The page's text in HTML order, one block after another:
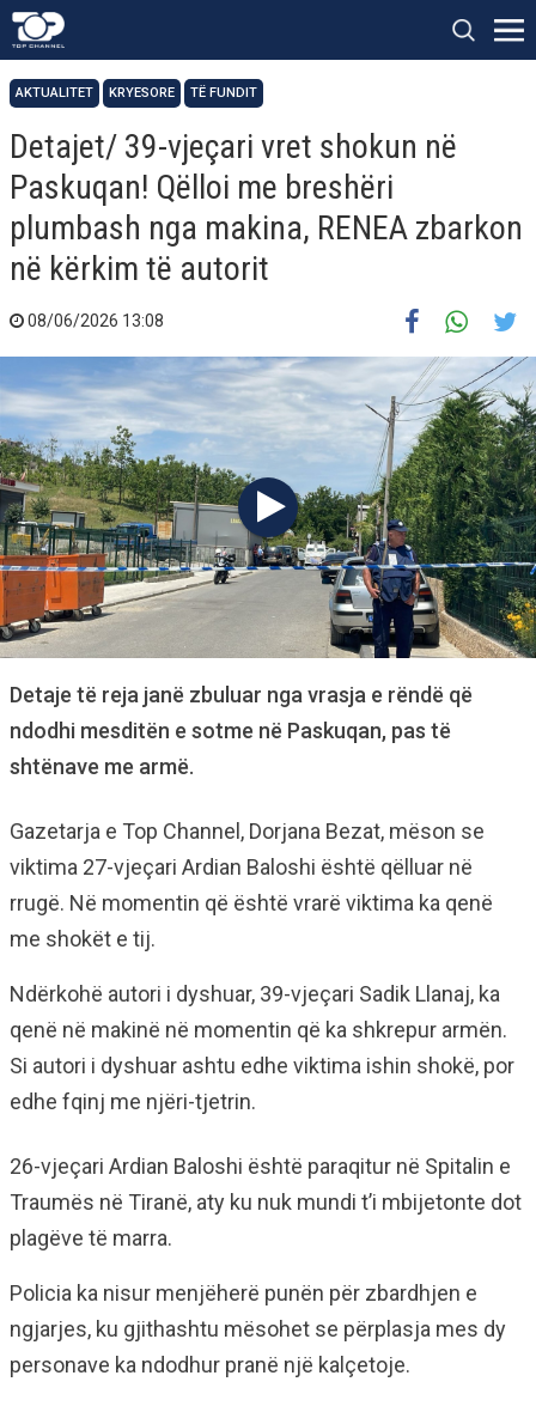
AKTUALITET KRYESORE TË FUNDIT
Detajet/ 39-vjeçari vret shokun në
Paskuqan! Qëlloi me breshëri
plumbash nga makina, RENEA zbarkon
në kërkim të autorit
08/06/2026 13:08
Detaje të reja janë zbuluar nga vrasja e rëndë që
ndodhi mesditën e sotme në Paskuqan, pas të
shtënave me armë.
Gazetarja e Top Channel, Dorjana Bezat, mëson se
viktima 27-vjeçari Ardian Baloshi është qëlluar në
rrugë. Në momentin që është vrarë viktima ka qenë
me shokët e tij.
Ndërkohë autori i dyshuar, 39-vjeçari Sadik Llanaj, ka
qenë në makinë në momentin që ka shkrepur armën.
Si autori i dyshuar ashtu edhe viktima ishin shokë, por
edhe fqinj me njëri-tjetrin.
26-vjeçari Ardian Baloshi është paraqitur në Spitalin e
Traumës në Tiranë, aty ku nuk mundi t’i mbijetonte dot
plagëve të marra.
Policia ka nisur menjëherë punën për zbardhjen e
ngjarjes, ku gjithashtu mësohet se përplasja mes dy
personave ka ndodhur pranë një kalçetoje.